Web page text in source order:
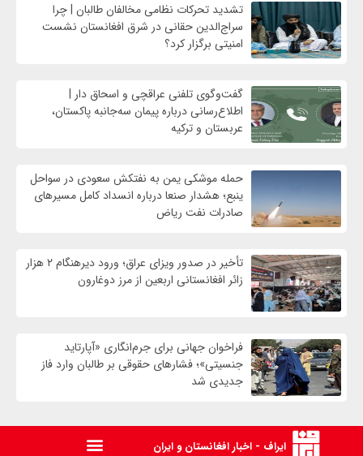
تشدید تحرکات نظامی مخالفان طالبان | چرا
سراج‌الدین حقانی در شرق افغانستان نشست
امنیتی برگزار کرد؟
گفت‌وگوی تلفنی عراقچی و اسحاق دار |
اطلاع‌رسانی درباره پیمان سه‌جانبه پاکستان،
عربستان و ترکیه
حمله موشکی یمن به نفتکش سعودی در سواحل
ینبع؛ هشدار صنعا درباره انسداد کامل مسیرهای
صادرات نفت ریاض
تأخیر در صدور ویزای عراق؛ ورود دیرهنگام ۲ هزار
زائر افغانستانی اربعین از مرز دوغارون
فراخوان جهانی برای جرم‌انگاری «آپارتاید
جنسیتی»؛ فشارهای حقوقی بر طالبان وارد فاز
جدیدی شد
ایراف - اخبار افغانستان و ایران